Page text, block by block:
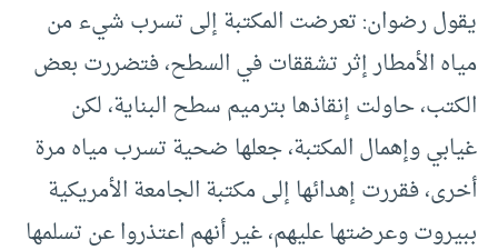
يقول رضوان: تعرضت المكتبة إلى تسرب شيء من
مياه الأمطار إثر تشققات في السطح، فتضررت بعض
الكتب، حاولت إنقاذها بترميم سطح البناية، لكن
غيابي وإهمال المكتبة، جعلها ضحية تسرب مياه مرة
أخرى، فقررت إهدائها إلى مكتبة الجامعة الأمريكية
ببيروت وعرضتها عليهم، غير أنهم اعتذروا عن تسلمها